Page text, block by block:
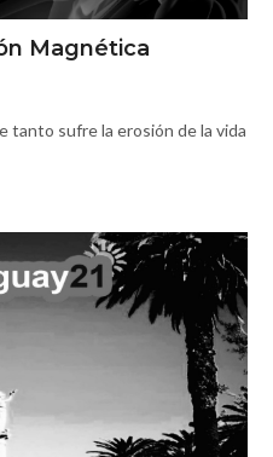
Magnética
tanto sufre la erosión de la vida